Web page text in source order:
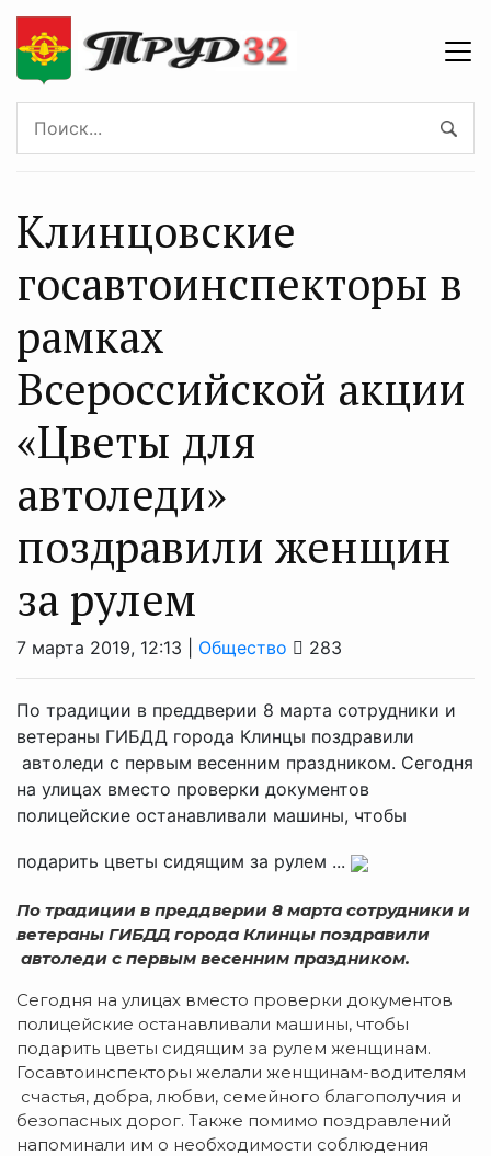
Клинцовские
госавтоинспекторы в
рамках
Всероссийской акции
«Цветы для
автоледи»
поздравили женщин
за рулем
7 марта 2019, 12:13 | Общество 283
По традиции в преддверии 8 марта сотрудники и
ветераны ГИБДД города Клинцы поздравили
автоледи с первым весенним праздником. Сегодня
на улицах вместо проверки документов
полицейские останавливали машины, чтобы
подарить цветы сидящим за рулем ...
По традиции в преддверии 8 марта сотрудники и
ветераны ГИБДД города Клинцы поздравили
автоледи с первым весенним праздником.
Сегодня на улицах вместо проверки документов
полицейские останавливали машины, чтобы
подарить цветы сидящим за рулем женщинам.
Госавтоинспекторы желали женщинам-водителям
счастья, добра, любви, семейного благополучия и
безопасных дорог. Также помимо поздравлений
напоминали им о необходимости соблюдения